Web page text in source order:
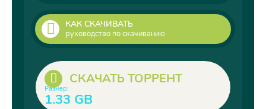
КАК СКАЧИВАТЬ
руководство по скачиванию
СКАЧАТЬ ТОРРЕНТ
Размер:
1.33 GB